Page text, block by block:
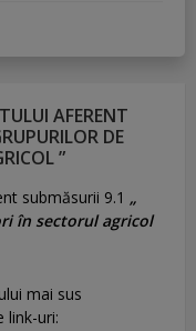
AFERENT
DE
”
submăsurii 9.1 „
în sectorul agricol
mai sus
link-uri: